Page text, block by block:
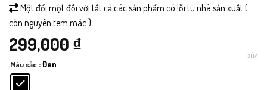
Một đổi một đối với tất cả các sản phẩm có lỗi từ nhà sản xuất (
còn nguyên tem mác )
299,000 ₫
Màu sắc : Đen
XÓA